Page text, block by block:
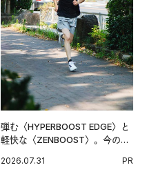
弾む〈HYPERBOOST EDGE〉と
軽快な〈ZENBOOST〉。今の時
出した新機軸。
2026.07.31 PR